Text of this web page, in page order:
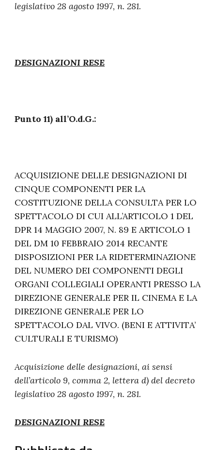
legislativo 28 agosto 1997, n. 281.
DESIGNAZIONI RESE
Punto 11) all’O.d.G.:
ACQUISIZIONE DELLE DESIGNAZIONI DI
CINQUE COMPONENTI PER LA
COSTITUZIONE DELLA CONSULTA PER LO
SPETTACOLO DI CUI ALL’ARTICOLO 1 DEL
DPR 14 MAGGIO 2007, N. 89 E ARTICOLO 1
DEL DM 10 FEBBRAIO 2014 RECANTE
DISPOSIZIONI PER LA RIDETERMINAZIONE
DEL NUMERO DEI COMPONENTI DEGLI
ORGANI COLLEGIALI OPERANTI PRESSO LA
DIREZIONE GENERALE PER IL CINEMA E LA
DIREZIONE GENERALE PER LO
SPETTACOLO DAL VIVO. (BENI E ATTIVITA’
CULTURALI E TURISMO)
Acquisizione delle designazioni, ai sensi
dell’articolo 9, comma 2, lettera d) del decreto
legislativo 28 agosto 1997, n. 281.
DESIGNAZIONI RESE